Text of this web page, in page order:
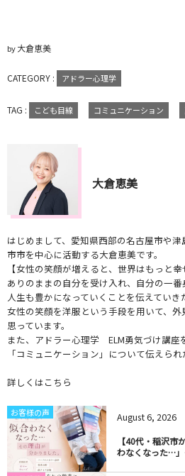
by大倉恵美
CATEGORY : アドラー心理学
TAG : こども目線 コミュニケーション
大倉恵美
はじめまして、愛知県西部の名古屋市や
市市を中心に活動する大倉恵美です。
【女性の笑顔が増えると、世界はもっと幸
ありのままの自分を受け入れ、自分の一番
人生も豊かになっていくことを伝えていき
女性の笑顔を洋服という手段を用いて、
思っています。
また、アドラー心理学 ELM勇気づけ講座
「コミュニケーション」について伝えられ
詳しくはこちら
お客様の声 August6, 2026
【40代・稲沢市
わなくなった…」